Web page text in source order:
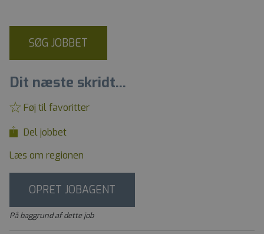
SØG JOBBET
Dit næste skridt...
Føj til favoritter
Del jobbet
Læs om regionen
OPRET JOBAGENT
På baggrund af dette job